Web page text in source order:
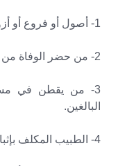
1- أصول أو فروع أو أزواج المتوفى.
2- من حضر الوفاة من أقارب المتوفى البالغين.
3- من يقطن في
البالغين.
4- الطبيب المكلف بإثبات الوفاة.